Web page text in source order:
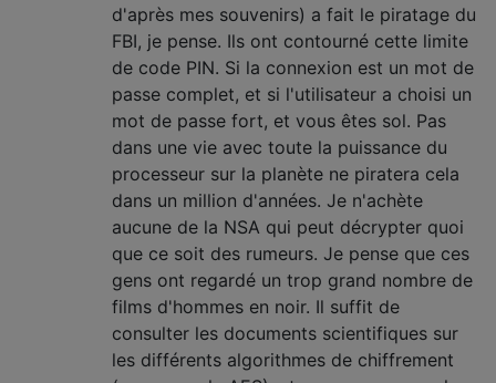
d'après mes souvenirs) a fait le piratage du
FBI, je pense. Ils ont contourné cette limite
de code PIN. Si la connexion est un mot de
passe complet, et si l'utilisateur a choisi un
mot de passe fort, et vous êtes sol. Pas
dans une vie avec toute la puissance du
processeur sur la planète ne piratera cela
dans un million d'années. Je n'achète
aucune de la NSA qui peut décrypter quoi
que ce soit des rumeurs. Je pense que ces
gens ont regardé un trop grand nombre de
films d'hommes en noir. Il suffit de
consulter les documents scientifiques sur
les différents algorithmes de chiffrement